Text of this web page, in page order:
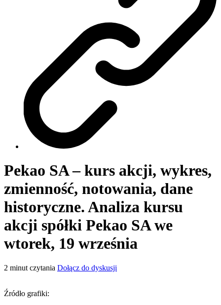
Pekao SA – kurs akcji, wykres,
zmienność, notowania, dane
historyczne. Analiza kursu
akcji spółki Pekao SA we
wtorek, 19 września
2 minut czytania Dołącz do dyskusji
Źródło grafiki: